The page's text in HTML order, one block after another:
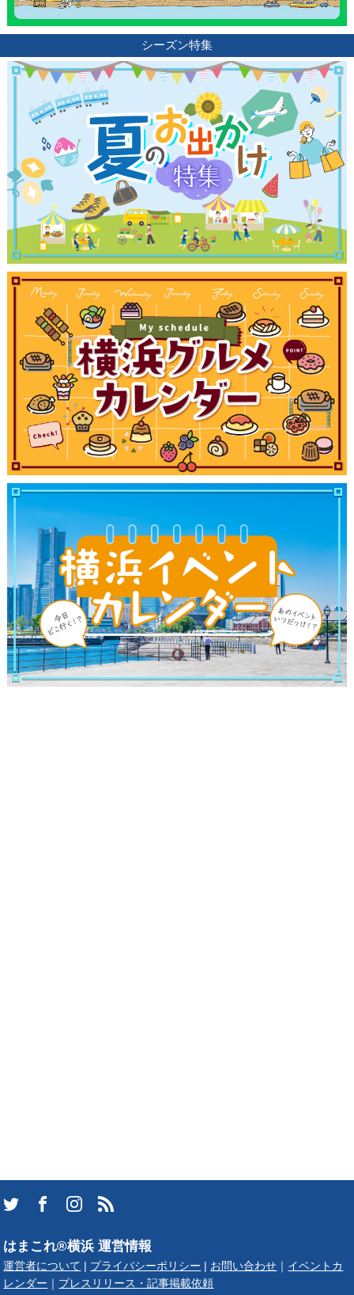
シーズン特集
観光ガイド
ランキング
はまこれ®横浜 運営情報
運営者について プライバシーポリシー お問い合わせ
イベントカ
レンダー
プレスリリース・記事掲載依頼